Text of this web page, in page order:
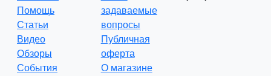
Помощь
Статьи
Видео
Обзоры
События
задаваемые
вопросы
Публичная
оферта
О магазине